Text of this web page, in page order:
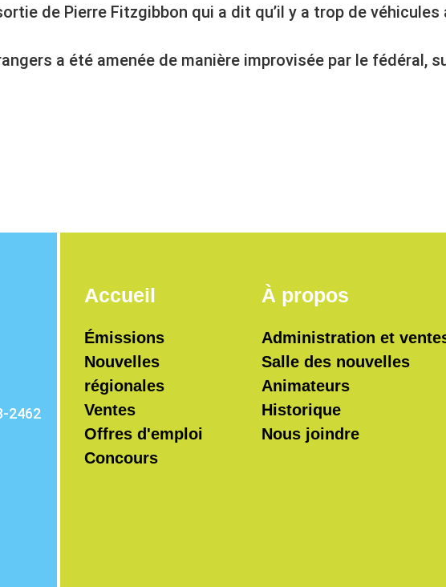
de Pierre Fitzgibbon qui a dit qu’il y a trop de véhicules
a été amenée de manière improvisée par le fédéral,
2462
Accueil
Émissions
Nouvelles
régionales
Ventes
Offres d'emploi
Concours
À propos
Administration et
Salle des nouvelles
Animateurs
Historique
Nous joindre